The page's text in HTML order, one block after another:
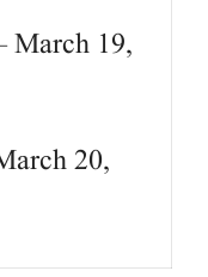
March 19,
20,